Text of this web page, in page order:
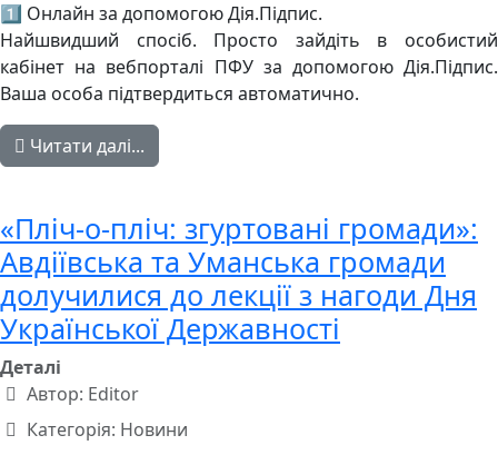
1️⃣ Онлайн за допомогою Дія.Підпис.
Найшвидший спосіб. Просто зайдіть в особистий
кабінет на вебпорталі ПФУ за допомогою Дія.Підпис.
Ваша особа підтвердиться автоматично.
Читати далі...
«Пліч-о-пліч: згуртовані громади»:
Авдіївська та Уманська громади
долучилися до лекції з нагоди Дня
Української Державності
Деталі
Автор: Editor
Категорія: Новини